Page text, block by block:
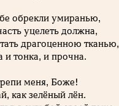
обрекли умиранью,
уцелеть должна,
драгоценною тканью,
и тонка, и прочна.
меня, Боже!
как зелёный лён.